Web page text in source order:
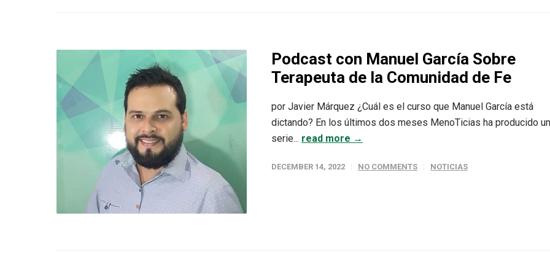
Podcast con Manuel García Sobre
Terapeuta de la Comunidad de Fe
por Javier Márquez ¿Cuál es el curso que Manuel García está
dictando? En los últimos dos meses MenoTicias ha producido
serie... read more →
DECEMBER 14, 2022 NO COMMENTS NOTICIAS